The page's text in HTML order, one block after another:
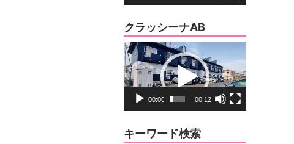
ー
クラッシーナAB
動
画
プ
ー
00:00 00:12
キーワード検索